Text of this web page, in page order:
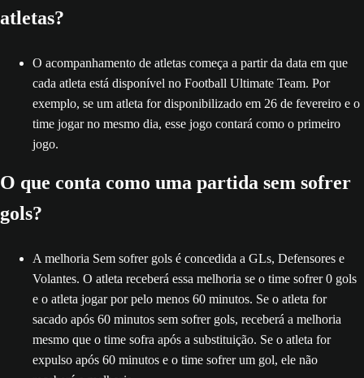
atletas?
O acompanhamento de atletas começa a partir da data em que
cada atleta está disponível no Football Ultimate Team. Por
exemplo, se um atleta for disponibilizado em 26 de fevereiro e o
time jogar no mesmo dia, esse jogo contará como o primeiro
jogo.
O que conta como uma partida sem sofrer
gols?
A melhoria Sem sofrer gols é concedida a GLs, Defensores e
Volantes. O atleta receberá essa melhoria se o time sofrer 0 gols
e o atleta jogar por pelo menos 60 minutos. Se o atleta for
sacado após 60 minutos sem sofrer gols, receberá a melhoria
mesmo que o time sofra após a substituição. Se o atleta for
expulso após 60 minutos e o time sofrer um gol, ele não